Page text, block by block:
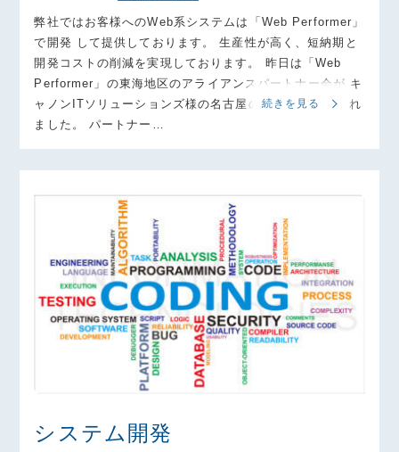
弊社ではお客様へのWeb系システムは「Web Performer」
で開発 して提供しております。 生産性が高く、短納期と
開発コストの削減を実現しております。 昨日は「Web
Performer」の東海地区のアライアンスパートナー会が キ
ャノンITソリューションズ様の名古屋の事務所で開催され
ました。 パートナー…
続きを見る
システム開発